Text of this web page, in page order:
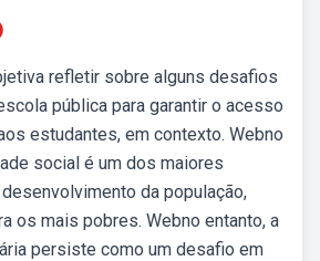
refletir sobre alguns desafios
pública para garantir o acesso
estudantes, em contexto. Webno
social é um dos maiores
da população,
os mais pobres. Webno entanto, a
persiste como um desafio em